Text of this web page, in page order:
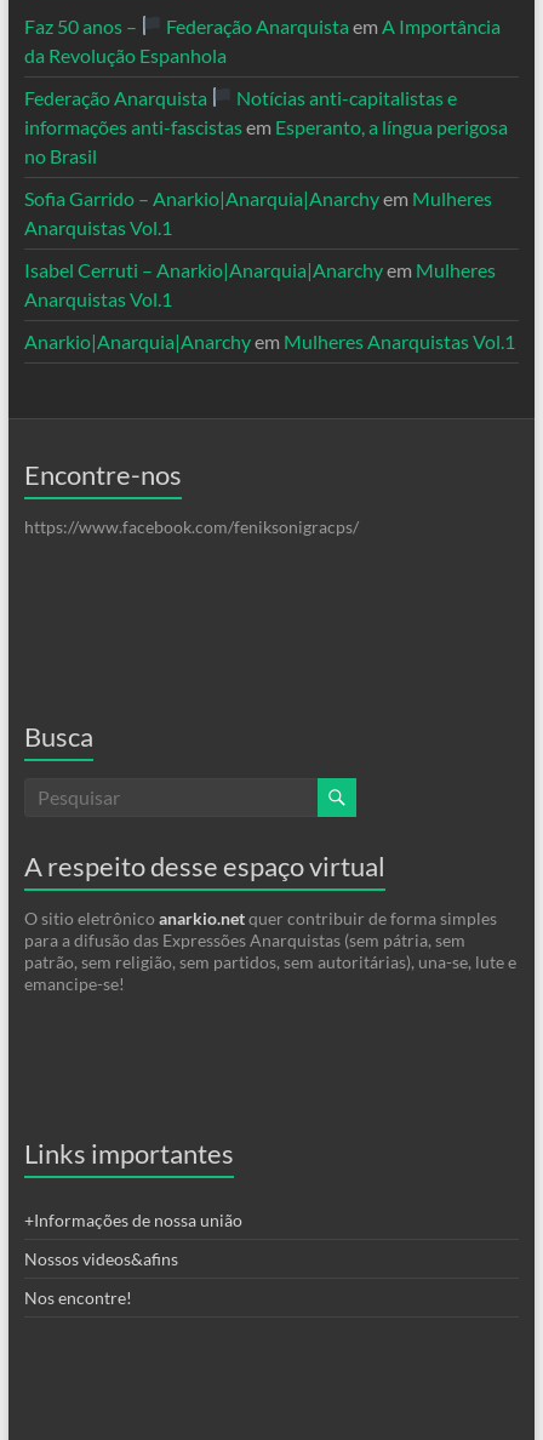
Faz 50 anos – Federação Anarquista em A Importância
da Revolução Espanhola
Federação Anarquista
Notícias anti-capitalistas e
informações anti-fascistasem Esperanto, a língua perigosa
no Brasil
Sofia Garrido – Anarkio|Anarquia|Anarchyem Mulheres
Anarquistas Vol.1
Isabel Cerruti – Anarkio|Anarquia|Anarchyem Mulheres
Anarquistas Vol.1
Anarkio|Anarquia|Anarchyem Mulheres Anarquistas Vol.1
Encontre-nos
https://www.facebook.com/feniksonigracps/
Busca
A respeito desse espaço virtual
O sitio eletrônico anarkio.netquer contribuir de forma simples
para a difusão das Expressões Anarquistas (sem pátria, sem
patrão, sem religião, sem partidos, sem autoritárias), una-se, lute e
emancipe-se!
Links importantes
+Informações de nossa união
Nossos videos&afins
Nos encontre!